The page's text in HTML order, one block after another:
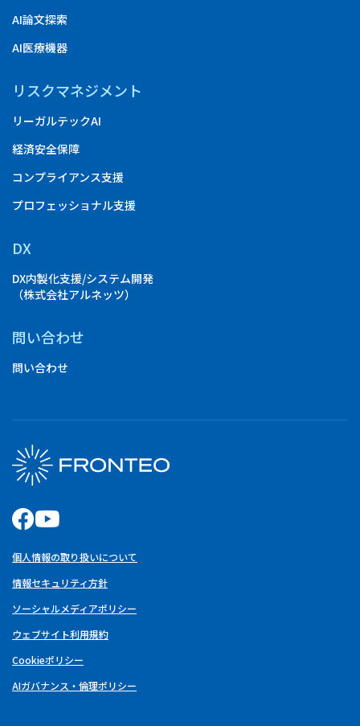
AI論文探索
AI医療機器
リスクマネジメント
リーガルテックAI
経済安全保障
コンプライアンス支援
プロフェッショナル支援
DX
DX内製化支援/システム開発
（株式会社アルネッツ）
問い合わせ
問い合わせ
個人情報の取り扱いについて
情報セキュリティ方針
ソーシャルメディアポリシー
ウェブサイト利用規約
Cookieポリシー
AIガバナンス・倫理ポリシー